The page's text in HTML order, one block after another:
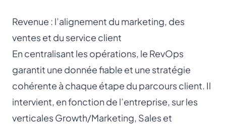
Revenue : l’alignement du marketing, des
ventes et du service client
En centralisant les opérations, le RevOps
garantit une donnée fiable et une stratégie
cohérente à chaque étape du parcours client. Il
intervient, en fonction de l’entreprise, sur les
verticales Growth/Marketing, Sales et